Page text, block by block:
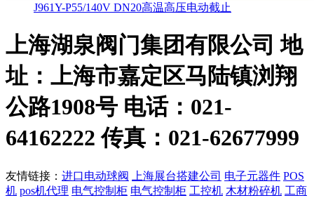
J961Y-P55/140V DN20高温高压电动截止
上海湖泉阀门集团有限公司 地
址：上海市嘉定区马陆镇浏翔
公路1908号 电话：021-
64162222 传真：021-62677999
友情链接： 进口电动球阀 上海展台搭建公司 电子元器件 POS
机 pos机代理 电气控制柜 电气控制柜 工控机 木材粉碎机 工商